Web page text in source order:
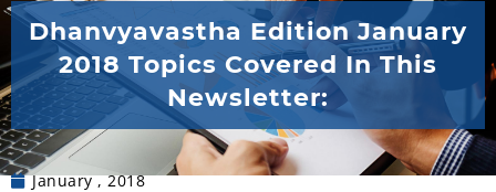
Dhanvyavastha Edition January
2018 Topics Covered In This
Newsletter:
January , 2018